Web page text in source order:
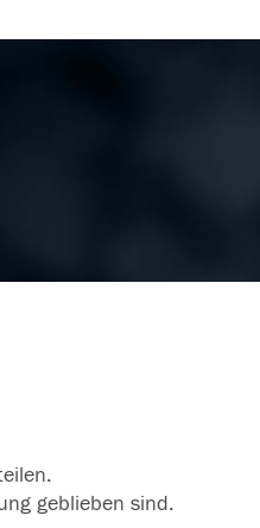
geblieben sind.